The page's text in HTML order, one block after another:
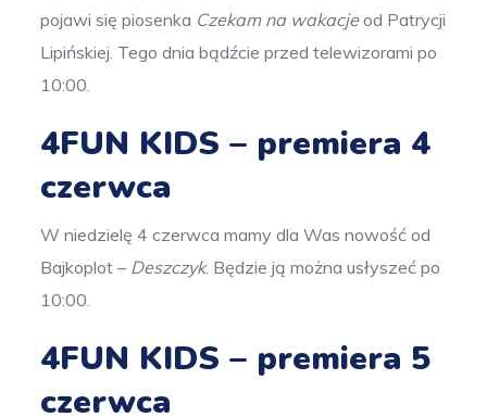
pojawi się piosenka Czekam na wakacjeod Patrycji
Lipińskiej. Tego dnia bądźcie przed telewizorami po
10:00.
4FUN KIDS – premiera 4
czerwca
W niedzielę 4 czerwca mamy dla Was nowość od
Bajkoplot – Deszczyk. Będzie ją można usłyszeć po
10:00.
4FUN KIDS – premiera 5
czerwca